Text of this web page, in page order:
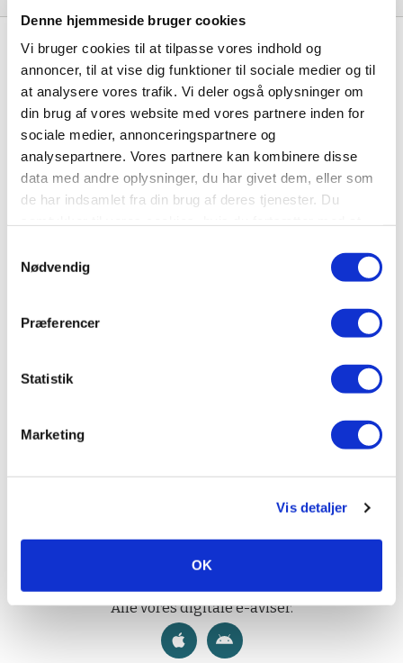
Denne hjemmeside bruger cookies
Vi bruger cookies til at tilpasse vores indhold og
annoncer, til at vise dig funktioner til sociale medier og til
at analysere vores trafik. Vi deler også oplysninger om
din brug af vores website med vores partnere inden for
sociale medier, annonceringspartnere og
analysepartnere. Vores partnere kan kombinere disse
data med andre oplysninger, du har givet dem, eller som
de har indsamlet fra din brug af deres tjenester. Du
Nødvendig
Præferencer
Statistik
Marketing
Vis detaljer
OK
MERE FRA L-
MEDIEHUS
Effektivt Landbrug Nyheder
Vores nyheder og e-avis.
Alle vores digitale e-aviser.